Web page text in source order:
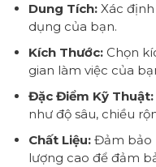
Dung Tích:Xác
dụng của bạn.
Kích Thước:Chọn
gian làm việc của
Đặc Điểm Kỹ Thuật:
như độ sâu, chiều
Chất Liệu:Đảm bảo
lượng cao để đảm